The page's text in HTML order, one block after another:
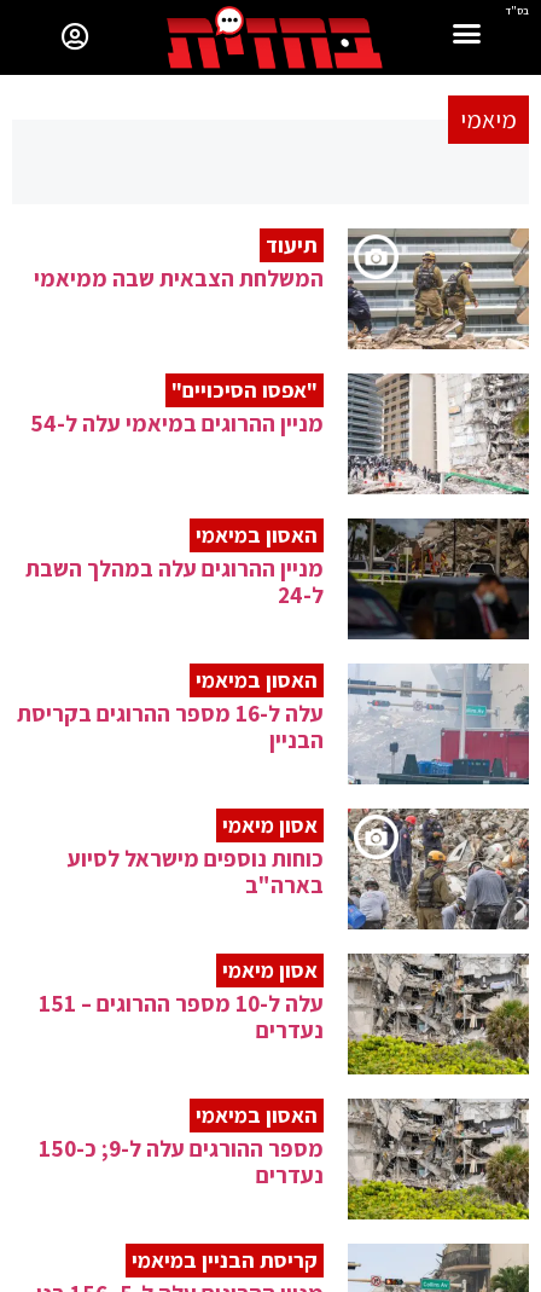
בס"ד
מיאמי
תיעוד
המשלחת הצבאית שבה ממיאמי
"אפסו הסיכויים"
מניין ההרוגים במיאמי עלה ל-54
האסון במיאמי
מניין ההרוגים עלה במהלך השבת
ל-24
האסון במיאמי
עלה ל-16 מספר ההרוגים בקריסת
הבניין
אסון מיאמי
כוחות נוספים מישראל לסיוע
בארה"ב
אסון מיאמי
עלה ל-10 מספר ההרוגים – 151
נעדרים
האסון במיאמי
מספר ההורגים עלה ל-9; כ-150
נעדרים
קריסת הבניין במיאמי